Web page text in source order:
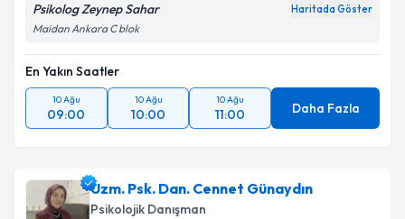
Psikolog Zeynep Sahar Haritada Göster
Maidan Ankara C blok
En Yakın Saatler
10 Ağu
09:00
10 Ağu
10:00
10 Ağu
11:00 Daha Fazla
Uzm. Psk. Dan. Cennet Günaydın
Psikolojik Danışman